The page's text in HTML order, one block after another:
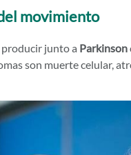
movimiento
junto a Parkinson
son muerte celular,